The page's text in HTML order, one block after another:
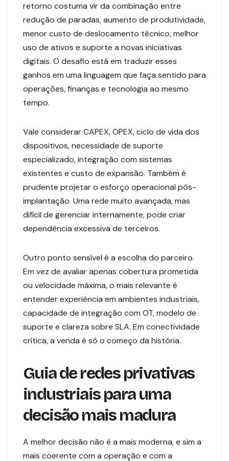
retorno costuma vir da combinação entre
redução de paradas, aumento de produtividade,
menor custo de deslocamento técnico, melhor
uso de ativos e suporte a novas iniciativas
digitais. O desafio está em traduzir esses
ganhos em uma linguagem que faça sentido para
operações, finanças e tecnologia ao mesmo
tempo.
Vale considerar CAPEX, OPEX, ciclo de vida dos
dispositivos, necessidade de suporte
especializado, integração com sistemas
existentes e custo de expansão. Também é
prudente projetar o esforço operacional pós-
implantação. Uma rede muito avançada, mas
difícil de gerenciar internamente, pode criar
dependência excessiva de terceiros.
Outro ponto sensível é a escolha do parceiro.
Em vez de avaliar apenas cobertura prometida
ou velocidade máxima, o mais relevante é
entender experiência em ambientes industriais,
capacidade de integração com OT, modelo de
suporte e clareza sobre SLA. Em conectividade
crítica, a venda é só o começo da história.
Guia de redes privativas
industriais para uma
decisão mais madura
A melhor decisão não é a mais moderna, e sim a
mais coerente com a operação e com a